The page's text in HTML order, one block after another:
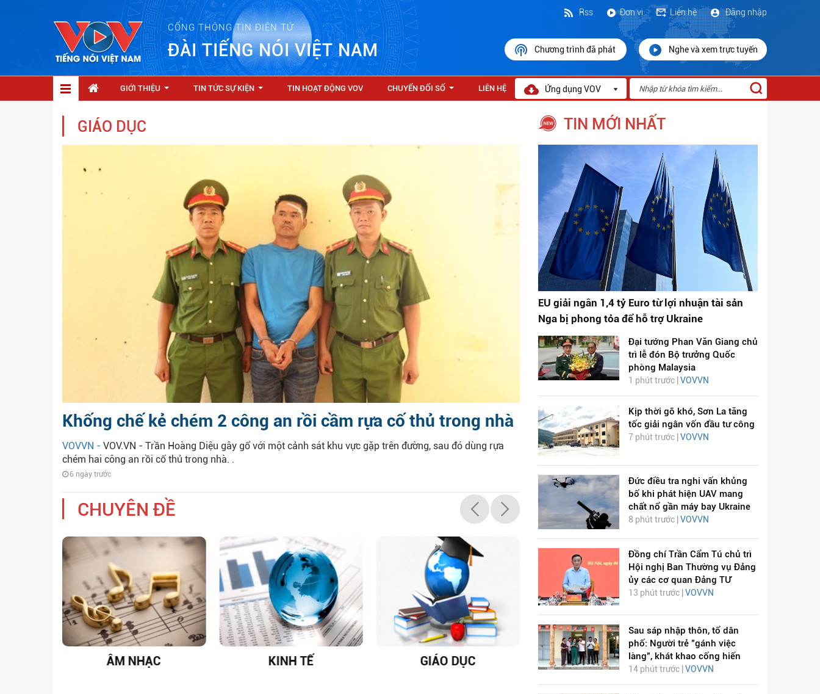
CỔNG THÔNG TIN ĐIỆN TỬ
ĐÀI TIẾNG NÓI VIỆT NAM
Đăng nhập
Liên hệ
Đơn vị
Rss
Chương trình đã phát Nghe và xem trực tuyến
GIỚI THIỆU TIN TỨC SỰ KIỆN TIN HOẠT ĐỘNG VOV CHUYỂN ĐỔI SỐ LIÊN HỆ Ứng dụng VOV
GIÁO DỤC
Khống chế kẻ chém 2 công an rồi cầm rựa cố thủ trong nhà
VOVVN - VOV.VN - Trần Hoàng Diệu gây gổ với một cảnh sát khu vực gặp trên đường, sau đó dùng rựa
chém hai công an rồi cố thủ trong nhà. .
6 ngày trước
CHUYÊN ĐỀ
ÂM NHẠC KINH TẾ GIÁO DỤC
DỊCH VIÊM PHỔI COVID-
HÁT LÊN VIỆT NAM
TIN MỚI NHẤT
EU giải ngân 1,4 tỷ Euro từ lợi nhuận tài sản
Nga bị phong tỏa để hỗ trợ Ukraine
Đại tướng Phan Văn Giang chủ
trì lễ đón Bộ trưởng Quốc
phòng Malaysia
1 phút trước | VOVVN
Kịp thời gỡ khó, Sơn La tăng
tốc giải ngân vốn đầu tư công
7 phút trước | VOVVN
Đức điều tra nghi vấn khủng
bố khi phát hiện UAV mang
chất nổ gần máy bay Ukraine
8 phút trước | VOVVN
Đồng chí Trần Cẩm Tú chủ trì
Hội nghị Ban Thường vụ Đảng
ủy các cơ quan Đảng TƯ
13 phút trước | VOVVN
Sau sáp nhập thôn, tổ dân
phố: Người trẻ "gánh việc
làng", khát khao cống hiến
14 phút trước | VOVVN